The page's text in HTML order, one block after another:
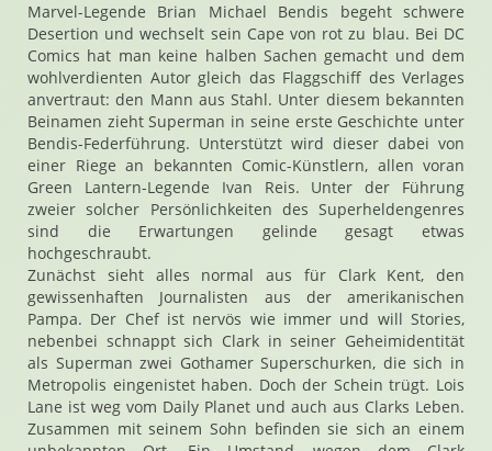
Marvel-Legende Brian Michael Bendis begeht schwere
Desertion und wechselt sein Cape von rot zu blau. Bei DC
Comics hat man keine halben Sachen gemacht und dem
wohlverdienten Autor gleich das Flaggschiff des Verlages
anvertraut: den Mann aus Stahl. Unter diesem bekannten
Beinamen zieht Superman in seine erste Geschichte unter
Bendis-Federführung. Unterstützt wird dieser dabei von
einer Riege an bekannten Comic-Künstlern, allen voran
Green Lantern-Legende Ivan Reis. Unter der Führung
zweier solcher Persönlichkeiten des Superheldengenres
sind die Erwartungen gelinde gesagt etwas
hochgeschraubt.
Zunächst sieht alles normal aus für Clark Kent, den
gewissenhaften Journalisten aus der amerikanischen
Pampa. Der Chef ist nervös wie immer und will Stories,
nebenbei schnappt sich Clark in seiner Geheimidentität
als Superman zwei Gothamer Superschurken, die sich in
Metropolis eingenistet haben. Doch der Schein trügt. Lois
Lane ist weg vom Daily Planet und auch aus Clarks Leben.
Zusammen mit seinem Sohn befinden sie sich an einem